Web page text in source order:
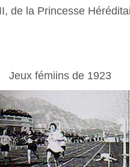
de la Princesse
Jeux fémiins de 1923